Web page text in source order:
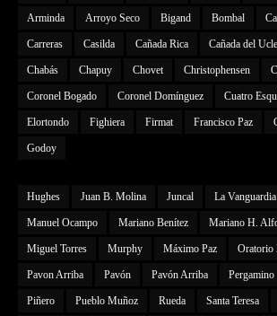
Arminda Arroyo Seco Bigand Bombal
Carreras Casilda Cañada Rica Cañada del Ucle
Chabás Chapuy Chovet Christophensen
Coronel Bogado Coronel Domínguez Cuatro
Elortondo Fighiera Firmat Francisco Paz
Godoy
Hughes Juan B. Molina Juncal La Vanguardia
Manuel Ocampo Mariano Benítez Mariano H.
Miguel Torres Murphy Máximo Paz Oratorio
Pavon Arriba Pavón Pavón Arriba Pergamino
Piñero Pueblo Muñoz Rueda Santa Teresa